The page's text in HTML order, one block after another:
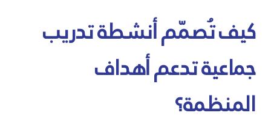
كيف تُصمّم أنشطة تدريب
جماعية تدعم أهداف
المنظمة؟